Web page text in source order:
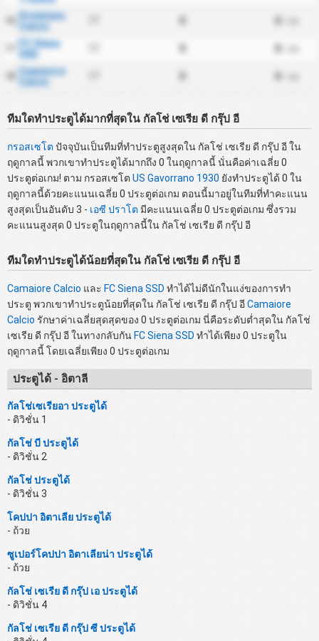
Orvietana
FC Siena
Camaiore
ทีมใดทำประตูได้มากที่สุดใน กัลโช่ เซเรีย ดี กรุ๊ป อี
กรอสเซโต ปัจจุบันเป็นทีมที่ทำประตูสูงสุดใน กัลโช่ เซเรีย ดี กรุ๊ป อี ใน
ฤดูกาลนี้ พวกเขาทำประตูได้มากถึง 0 ในฤดูกาลนี้ นั่นคือค่าเฉลี่ย 0
ประตูต่อเกม! ตาม กรอสเซโต US Gavorrano 1930 ยังทำประตูได้ 0 ใน
ฤดูกาลนี้ด้วยคะแนนเฉลี่ย 0 ประตูต่อเกม ตอนนี้มาอยู่ในทีมที่ทำคะแนน
สูงสุดเป็นอันดับ 3 - เอซี ปราโต มีคะแนนเฉลี่ย 0 ประตูต่อเกม ซึ่งรวม
คะแนนสูงสุด 0 ประตูในฤดูกาลนี้ใน กัลโช่ เซเรีย ดี กรุ๊ป อี
ทีมใดทำประตูได้น้อยที่สุดใน กัลโช่ เซเรีย ดี กรุ๊ป อี
Camaiore Calcio และ FC Siena SSD ทำได้ไม่ดีนักในแง่ของการทำ
ประตู พวกเขาทำประตูน้อยที่สุดใน กัลโช่ เซเรีย ดี กรุ๊ป อีCamaiore
Calcio รักษาค่าเฉลี่ยสุดสุดของ 0 ประตูต่อเกม นี่คือระดับต่ำสุดใน กัลโช่
เซเรีย ดี กรุ๊ป อี ในทางกลับกัน FC Siena SSD ทำได้เพียง 0 ประตูใน
ฤดูกาลนี้ โดยเฉลี่ยเพียง 0 ประตูต่อเกม
ประตูได้ - อิตาลี
กัลโช่เซเรียอา ประตูได้
- ดิวิชั่น 1
กัลโช่ บี ประตูได้
- ดิวิชั่น 2
กัลโช่ ประตูได้
- ดิวิชั่น 3
โคปปา อิตาเลีย ประตูได้
- ถ้วย
ซูเปอร์โคปปา อิตาเลียน่า ประตูได้
- ถ้วย
กัลโช่ เซเรีย ดี กรุ๊ป เอ ประตูได้
- ดิวิชั่น 4
กัลโช่ เซเรีย ดี กรุ๊ป ซี ประตูได้